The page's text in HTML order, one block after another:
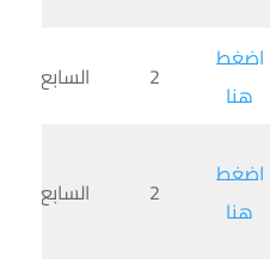
اضغط
هنا
2 السابع
اضغط
هنا
2 السابع